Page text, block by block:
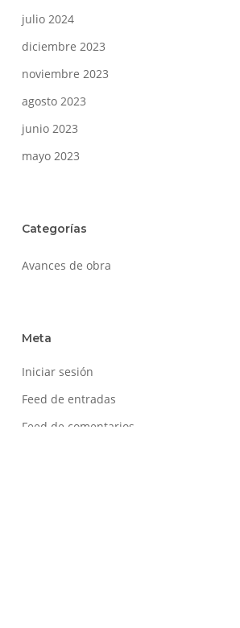
julio 2024
diciembre 2023
noviembre 2023
agosto 2023
junio 2023
mayo 2023
Categorías
Avances de obra
Meta
Iniciar sesión
Feed de entradas
Feed de comentarios